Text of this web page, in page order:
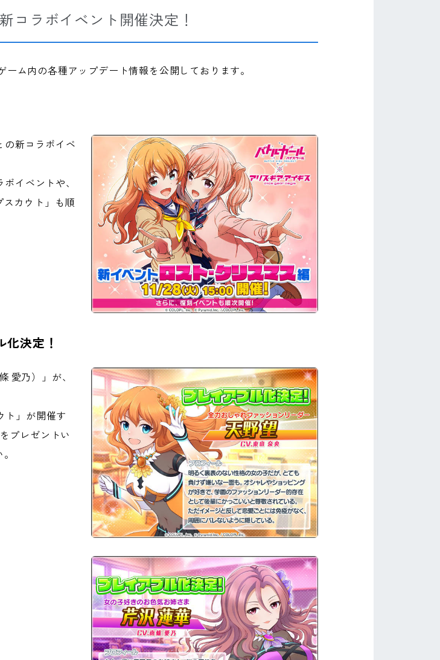
コラボイベント開催決定！
ム内の各種アップデート情報を公開しております。
の新コラボイベ
イベントや、
カウト」も順
決定！
愛乃）」が、
ト」が開催す
プレゼントい